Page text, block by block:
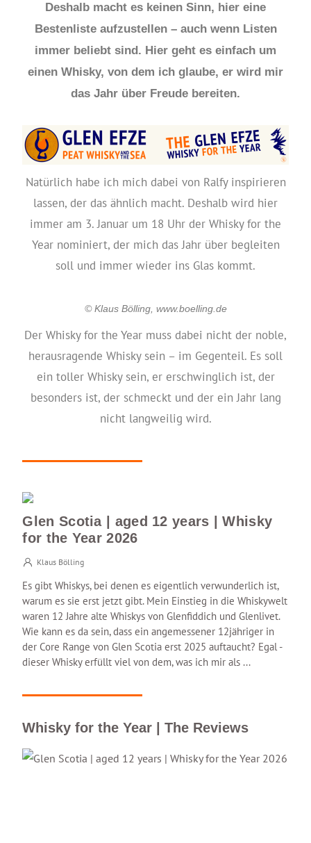
Deshalb macht es keinen Sinn, hier eine
Bestenliste aufzustellen – auch wenn Listen
immer beliebt sind. Hier geht es einfach um
einen Whisky, von dem ich glaube, er wird mir
das Jahr über Freude bereiten.
Natürlich habe ich mich dabei von Ralfy inspirieren
lassen, der das ähnlich macht. Deshalb wird hier
immer am 3. Januar um 18 Uhr der Whisky for the
Year nominiert, der mich das Jahr über begleiten
soll und immer wieder ins Glas kommt.
© Klaus Bölling, www.boelling.de
Der Whisky for the Year muss dabei nicht der noble,
herausragende Whisky sein – im Gegenteil. Es soll
ein toller Whisky sein, er erschwinglich ist, der
besonders ist, der schmeckt und der ein Jahr lang
nicht langweilig wird.
Glen Scotia | aged 12 years | Whisky
for the Year 2026
Klaus Bölling
Es gibt Whiskys, bei denen es eigentlich verwunderlich ist,
warum es sie erst jetzt gibt. Mein Einstieg in die Whiskywelt
waren 12 Jahre alte Whiskys von Glenfiddich und Glenlivet.
Wie kann es da sein, dass ein angemessener 12jähriger in
der Core Range von Glen Scotia erst 2025 auftaucht? Egal -
dieser Whisky erfüllt viel von dem, was ich mir als ...
Whisky for the Year | The Reviews